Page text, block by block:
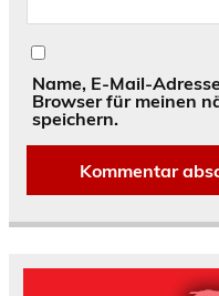
Name, E-Mail-
Browser für meinen
speichern.